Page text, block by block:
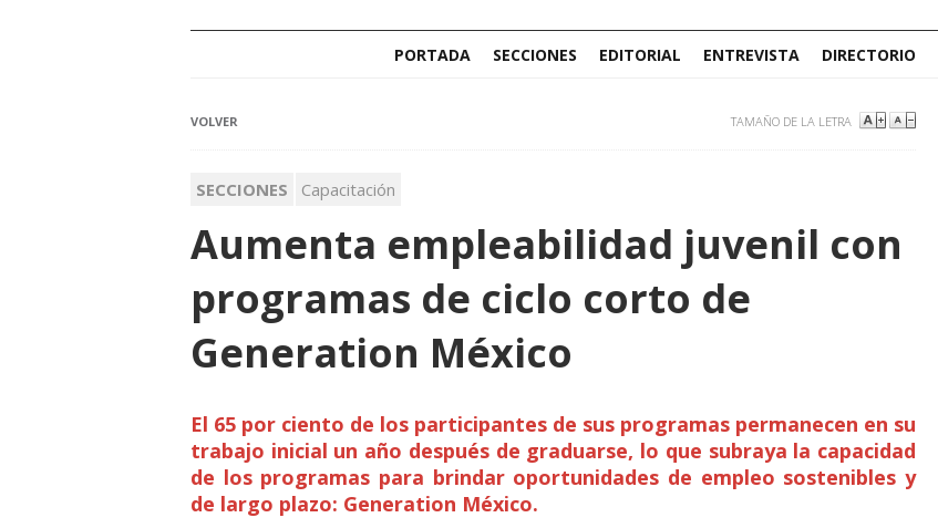
PORTADA SECCIONES EDITORIAL ENTREVISTA DIRECTORIO
VOLVER TAMAÑO DE LA LETRA
SECCIONES Capacitación
Aumenta empleabilidad juvenil con
programas de ciclo corto de
Generation México
El 65 por ciento de los participantes de sus programas permanecen en su
trabajo inicial un año después de graduarse, lo que subraya la capacidad
de los programas para brindar oportunidades de empleo sostenibles y
de largo plazo: Generation México.